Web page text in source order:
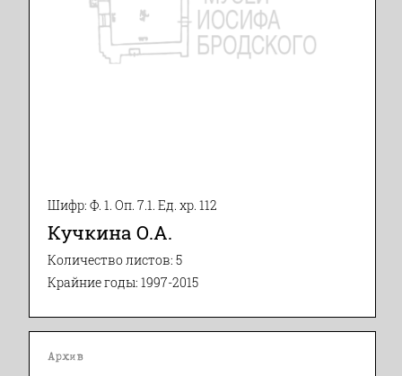
Шифр: Ф. 1. Оп. 7.1. Ед. хр. 112
Кучкина О.А.
Количество листов: 5
Крайние годы: 1997-2015
Архив